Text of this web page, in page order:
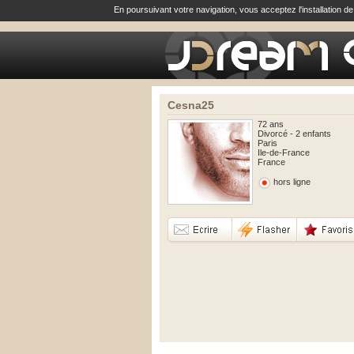
En poursuivant votre navigation, vous acceptez l'installation
Cesna25
72 ans
Divorcé - 2 enfants
Paris
Ile-de-France
France
hors ligne